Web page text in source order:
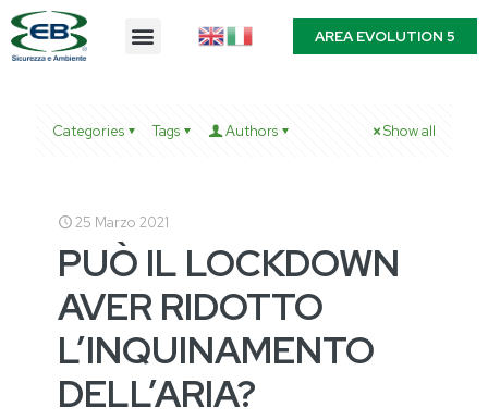
AREA EVOLUTION 5
Categories Tags Authors Show all
25 Marzo 2021
PUÒ IL LOCKDOWN
AVER RIDOTTO
L’INQUINAMENTO
DELL’ARIA?